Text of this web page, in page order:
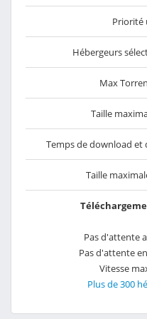
Priorité
Hébergeurs
Max
Taille
Temps de download et
Taille
Pas d'attente
Pas d'attente
Vitesse
Plus de 300